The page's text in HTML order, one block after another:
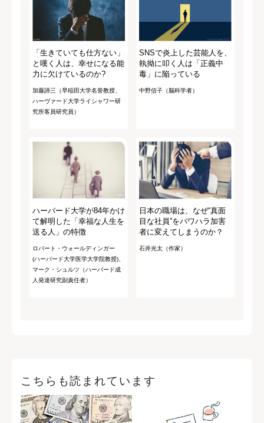
「生きていても仕方ない」
と嘆く人は、幸せになる能
力に欠けているのか?
加藤諦三（早稲田大学名誉教授、
ハーヴァード大学ライシャワー研
究所客員研究員）
SNSで炎上した芸能人を、
執拗に叩く人は「正義中
毒」に陥っている
中野信子（脳科学者）
ハーバード大学が84年かけ
て解明した「幸福な人生を
送る人」の特徴
ロバート・ウォールディンガー
(ハーバード大学医学大学院教授)、
マーク・シュルツ（ハーバード成
人発達研究副責任者）
日本の職場は、なぜ“真面
目な社員”をパワハラ加害
者に変えてしまうのか？
石井光太（作家）
こちらも読まれています